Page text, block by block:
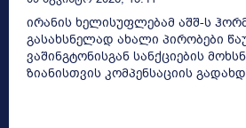
ირანის ხელისუფლებამ აშშ-ს
გასახსნელად ახალი პირობები
ვაშინგტონისგან სანქციების
ზიანისთვის კომპენსაციის